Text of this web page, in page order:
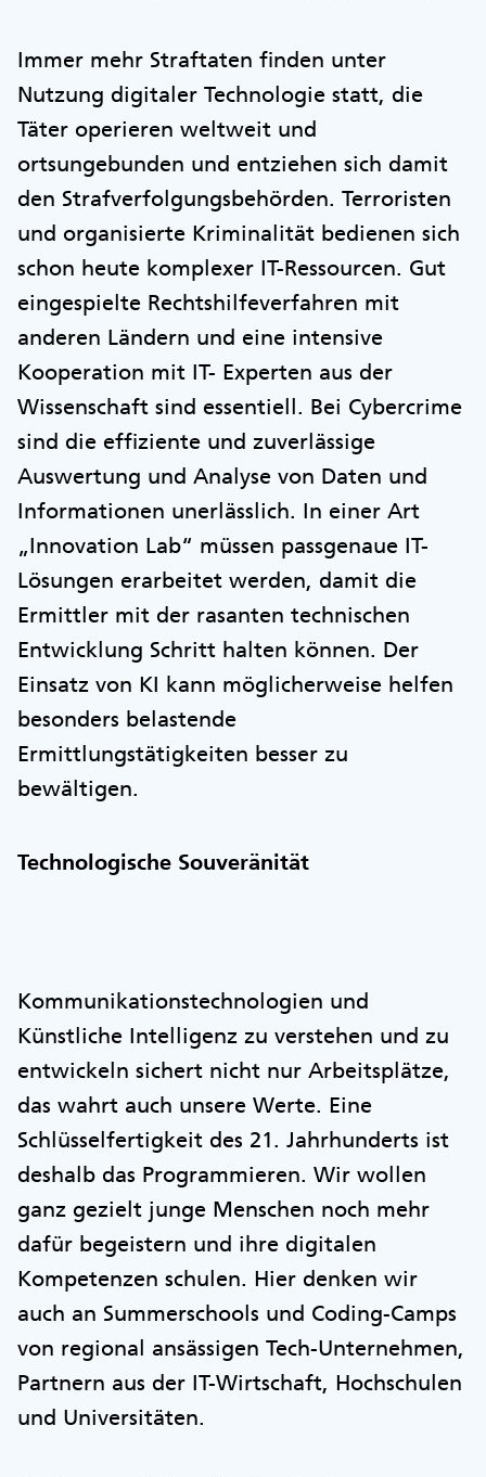
Immer mehr Straftaten finden unter
Nutzung digitaler Technologie statt, die
Täter operieren weltweit und
ortsungebunden und entziehen sich damit
den Strafverfolgungsbehörden. Terroristen
und organisierte Kriminalität bedienen sich
schon heute komplexer IT-Ressourcen. Gut
eingespielte Rechtshilfeverfahren mit
anderen Ländern und eine intensive
Kooperation mit IT- Experten aus der
Wissenschaft sind essentiell. Bei Cybercrime
sind die effiziente und zuverlässige
Auswertung und Analyse von Daten und
Informationen unerlässlich. In einer Art
„Innovation Lab“ müssen passgenaue IT-
Lösungen erarbeitet werden, damit die
Ermittler mit der rasanten technischen
Entwicklung Schritt halten können. Der
Einsatz von KI kann möglicherweise helfen
besonders belastende
Ermittlungstätigkeiten besser zu
bewältigen.
Technologische Souveränität
Kommunikationstechnologien und
Künstliche Intelligenz zu verstehen und zu
entwickeln sichert nicht nur Arbeitsplätze,
das wahrt auch unsere Werte. Eine
Schlüsselfertigkeit des 21. Jahrhunderts ist
deshalb das Programmieren. Wir wollen
ganz gezielt junge Menschen noch mehr
dafür begeistern und ihre digitalen
Kompetenzen schulen. Hier denken wir
auch an Summerschools und Coding-Camps
von regional ansässigen Tech-Unternehmen,
Partnern aus der IT-Wirtschaft, Hochschulen
und Universitäten.